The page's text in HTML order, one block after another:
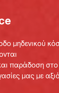
μηδενικού
παράδοση στο
μας με